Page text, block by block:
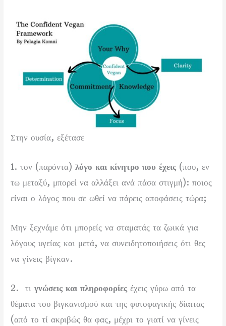
Στην ουσία, εξέτασε
1. τον (παρόντα)λόγο και κίνητρο που έχεις (που, εν
τω μεταξύ, μπορεί να αλλάξει ανά πάσα στιγμή): ποιος
είναι ο λόγος που σε ωθεί να πάρεις αποφάσεις τώρα;
Μην ξεχνάμε ότι μπορείς να σταματάς τα ζωικά για
λόγους υγείας και μετά, να συνειδητοποιήσεις ότι θες
να γίνεις βίγκαν.
2. τιγνώσεις και πληροφορίεςέχεις γύρω από τα
θέματα του βιγκανισμού και της φυτοφαγικής δίαιτας
(από το τί ακριβώς θα φας, μέχρι το γιατί να γίνεις